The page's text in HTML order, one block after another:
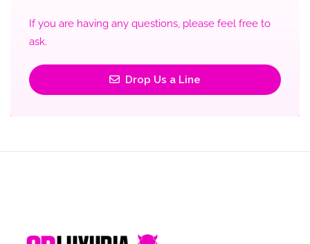
If you are having any questions, please feel free to
ask.
Drop Us a Line